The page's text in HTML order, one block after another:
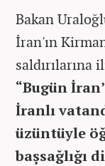
Bakan
İran'ın
“Bugün
İranlı
üzüntüyle
başsağlığı